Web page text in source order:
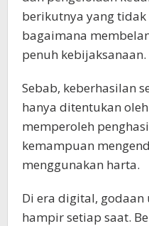
berikutnya yang
bagaimana
penuh kebijaksanaan.
Sebab, keberhasilan
hanya ditentukan
memperoleh
kemampuan
menggunakan harta.
Di era digital,
hampir setiap saat.